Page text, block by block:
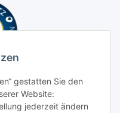
gestatten Sie den
Website:
jederzeit ändern